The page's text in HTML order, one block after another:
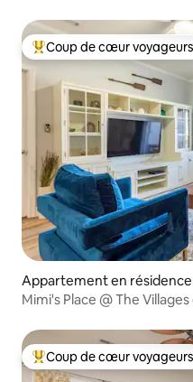
Coups de cœur voyageurs
Coup de cœur voyageurs
Appartement en résidence
Mimi's Place @ The
Coups de cœur voyageurs
Coup de cœur voyageurs